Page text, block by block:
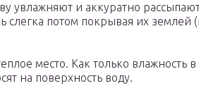
увлажняют и аккуратно
слегка потом покрывая их землей
место. Как только влажность
на поверхность воду.